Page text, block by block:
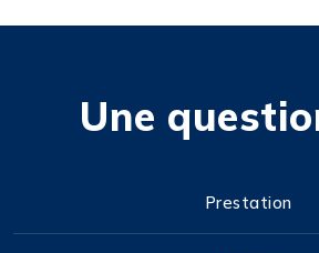
Une
Prestation